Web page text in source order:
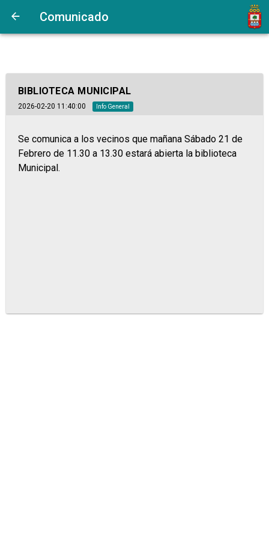
Comunicado
BIBLIOTECA MUNICIPAL
2026-02-20 11:40:00 Info General
Se comunica a los vecinos que mañana Sábado 21 de
Febrero de 11.30 a 13.30 estará abierta la biblioteca
Municipal.